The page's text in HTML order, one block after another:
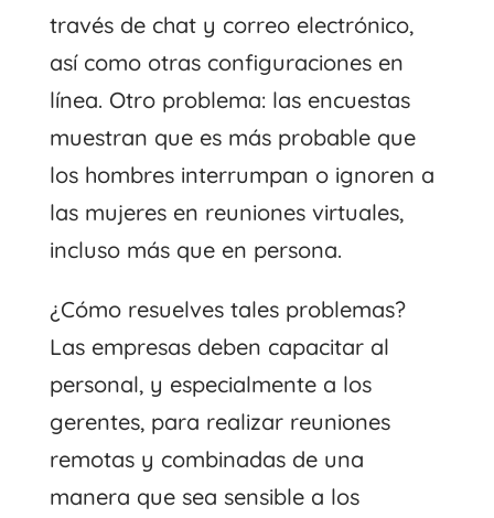
través de chat y correo electrónico,
así como otras configuraciones en
línea. Otro problema: las encuestas
muestran que es más probable que
los hombres interrumpan o ignoren a
las mujeres en reuniones virtuales,
incluso más que en persona.
¿Cómo resuelves tales problemas?
Las empresas deben capacitar al
personal, y especialmente a los
gerentes, para realizar reuniones
remotas y combinadas de una
manera que sea sensible a los